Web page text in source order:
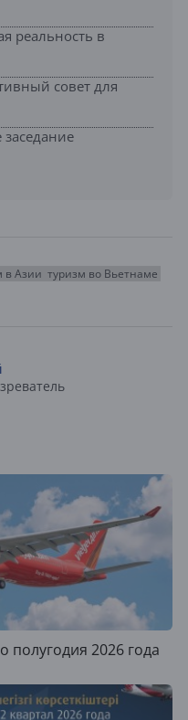
реальность в
совет для
заседание
в Азии туризм во Вьетнаме
полугодия 2026 года